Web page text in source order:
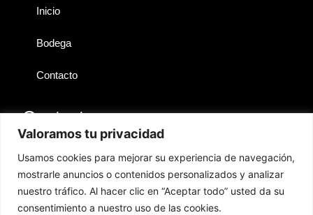
Valoramos tu privacidad
Usamos cookies para mejorar su experiencia de navegación,
mostrarle anuncios o contenidos personalizados y analizar
nuestro tráfico. Al hacer clic en “Aceptar todo” usted da su
consentimiento a nuestro uso de las cookies.
Inicio
Bodega
Contacto
Contactos
hola@territoriosibarita.com
+34 676 361 778